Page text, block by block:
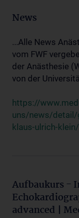
News
...Alle News
vom FWF
der Anästhesie
von der
https://
uns/news/detail/
klaus-ulrich-klein/
Aufbaukurs -
advanced |